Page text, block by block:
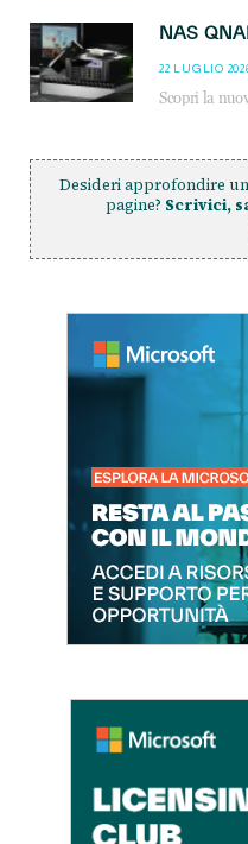
22 LUGLIO
Desideri approfondire
pagine? Scrivici,